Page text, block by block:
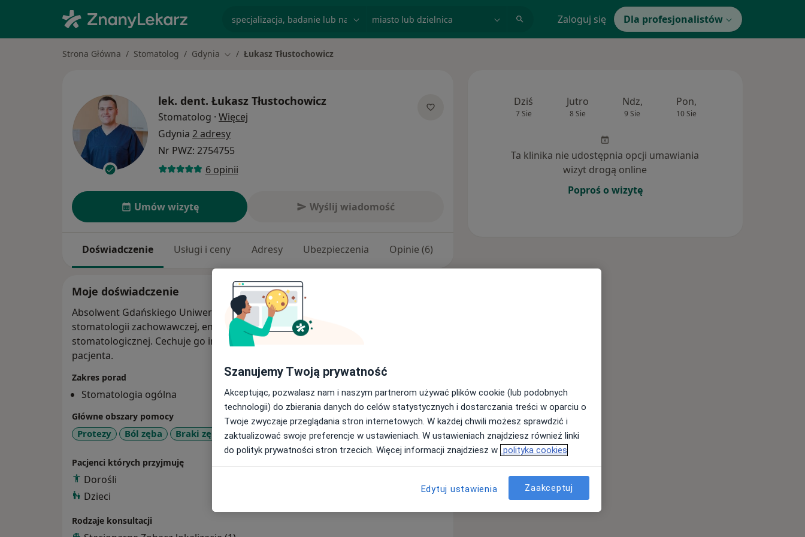
Zaloguj się Dla profesjonalistów
Strona Główna Stomatolog Gdynia Zmień miasto
Łukasz Tłustochowicz
lek. dent. Łukasz Tłustochowicz
Stomatolog · Więcej
Gdynia 2 adresy
Nr PWZ: 2754755
6 opinii
Umów wizytę Wyślij wiadomość
Doświadczenie Usługi i ceny Adresy Ubezpieczenia Opinie (6)
Moje doświadczenie
Absolwent Gdańskiego Uniwersytetu Medycznego. Wykonuje zabiegi
stomatologii zachowawczej, endodoncji i protetyki oraz chirurgii
stomatologicznej. Cechuje go indywidualne podejście do problemu każdego
pacjenta.
Zakres porad
Stomatologia ogólna
Główne obszary pomocy
Protezy Ból zęba Braki zębowe +4a11y_sr_more_diseases
Pacjenci których przyjmuję
Dorośli
Dzieci
Rodzaje konsultacji
Dziś
7 Sie
Jutro
8 Sie
Ndz,
9 Sie
Pon,
10 Sie
Ta klinika nie udostępnia opcji umawiania
wizyt drogą online
Poproś o wizytę
Szanujemy Twoją prywatność
Akceptując, pozwalasz nam i naszym partnerom używać plików cookie (lub podobnych
technologii) do zbierania danych do celów statystycznych i dostarczania treści w oparciu o
Twoje zwyczaje przeglądania stron internetowych. W każdej chwili możesz sprawdzić i
zaktualizować swoje preferencje w ustawieniach. W ustawieniach znajdziesz również linki
do polityk prywatności stron trzecich. Więcej informacji znajdziesz w polityka cookies
Edytuj ustawienia Zaakceptuj